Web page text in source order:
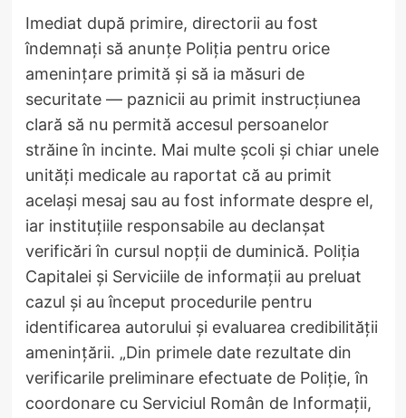
Imediat după primire, directorii au fost
îndemnați să anunțe Poliția pentru orice
amenințare primită și să ia măsuri de
securitate — paznicii au primit instrucțiunea
clară să nu permită accesul persoanelor
străine în incinte. Mai multe școli și chiar unele
unități medicale au raportat că au primit
același mesaj sau au fost informate despre el,
iar instituțiile responsabile au declanșat
verificări în cursul nopții de duminică. Poliția
Capitalei și Serviciile de informații au preluat
cazul și au început procedurile pentru
identificarea autorului și evaluarea credibilității
amenințării. „Din primele date rezultate din
verificarile preliminare efectuate de Poliție, în
coordonare cu Serviciul Român de Informații,